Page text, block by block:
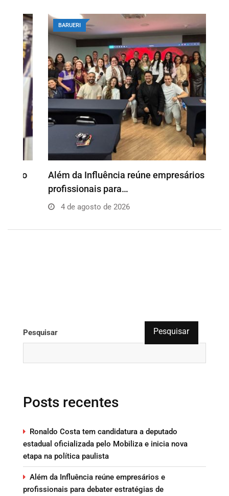
BARUERI
Além da Influência reúne empresários e
profissionais para…
4 de agosto de 2026
Pesquisar Pesquisar
Posts recentes
Ronaldo Costa tem candidatura a deputado
estadual oficializada pelo Mobiliza e inicia nova
etapa na política paulista
Além da Influência reúne empresários e
profissionais para debater estratégias de